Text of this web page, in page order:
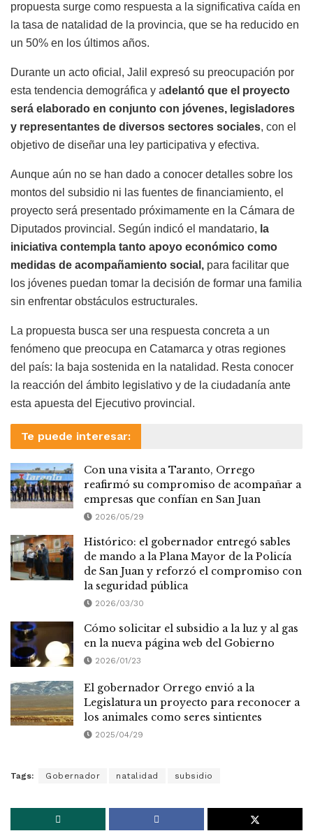
propuesta surge como respuesta a la significativa caída en
la tasa de natalidad de la provincia, que se ha reducido en
un 50% en los últimos años.
Durante un acto oficial, Jalil expresó su preocupación por
esta tendencia demográfica y adelantó que el proyecto
será elaborado en conjunto con jóvenes, legisladores
y representantes de diversos sectores sociales, con el
objetivo de diseñar una ley participativa y efectiva.
Aunque aún no se han dado a conocer detalles sobre los
montos del subsidio ni las fuentes de financiamiento, el
proyecto será presentado próximamente en la Cámara de
Diputados provincial. Según indicó el mandatario, la
iniciativa contempla tanto apoyo económico como
medidas de acompañamiento social, para facilitar que
los jóvenes puedan tomar la decisión de formar una familia
sin enfrentar obstáculos estructurales.
La propuesta busca ser una respuesta concreta a un
fenómeno que preocupa en Catamarca y otras regiones
del país: la baja sostenida en la natalidad. Resta conocer
la reacción del ámbito legislativo y de la ciudadanía ante
esta apuesta del Ejecutivo provincial.
Te puede interesar:
Con una visita a Taranto, Orrego
reafirmó su compromiso de acompañar a
empresas que confían en San Juan
2026/05/29
Histórico: el gobernador entregó sables
de mando a la Plana Mayor de la Policía
de San Juan y reforzó el compromiso con
la seguridad pública
2026/03/30
Cómo solicitar el subsidio a la luz y al gas
en la nueva página web del Gobierno
2026/01/23
El gobernador Orrego envió a la
Legislatura un proyecto para reconocer a
los animales como seres sintientes
2025/04/29
Tags: Gobernador natalidad subsidio